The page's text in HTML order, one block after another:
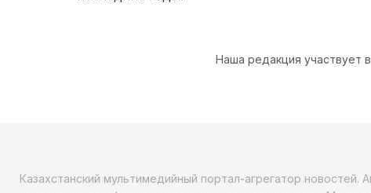
Наша редакция участвует
Казахстанский мультимедийный портал-агрегатор новостей.